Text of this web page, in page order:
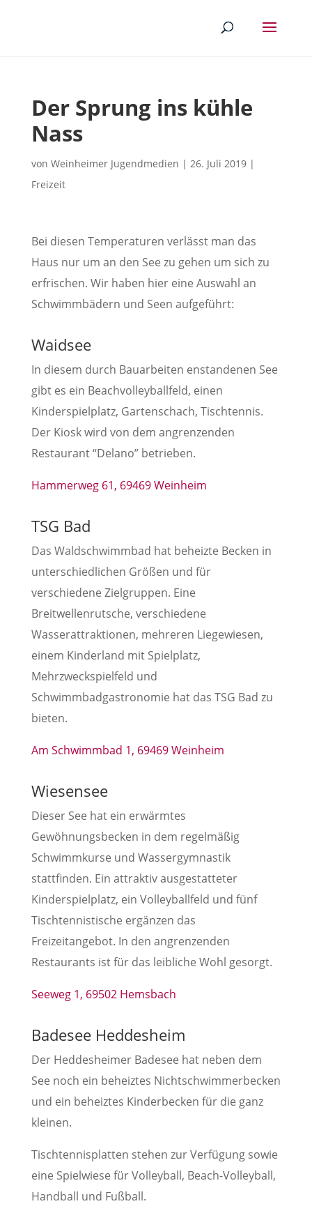
Der Sprung ins kühle
Nass
von Weinheimer Jugendmedien | 26. Juli 2019|
Freizeit
Bei diesen Temperaturen verlässt man das
Haus nur um an den See zu gehen um sich zu
erfrischen. Wir haben hier eine Auswahl an
Schwimmbädern und Seen aufgeführt:
Waidsee
In diesem durch Bauarbeiten enstandenen See
gibt es ein Beachvolleyballfeld, einen
Kinderspielplatz, Gartenschach, Tischtennis.
Der Kiosk wird von dem angrenzenden
Restaurant “Delano” betrieben.
Hammerweg 61, 69469 Weinheim
TSG Bad
Das Waldschwimmbad hat beheizte Becken in
unterschiedlichen Größen und für
verschiedene Zielgruppen. Eine
Breitwellenrutsche, verschiedene
Wasserattraktionen, mehreren Liegewiesen,
einem Kinderland mit Spielplatz,
Mehrzweckspielfeld und
Schwimmbadgastronomie hat das TSG Bad zu
bieten.
Am Schwimmbad 1, 69469 Weinheim
Wiesensee
Dieser See hat ein erwärmtes
Gewöhnungsbecken in dem regelmäßig
Schwimmkurse und Wassergymnastik
stattfinden. Ein attraktiv ausgestatteter
Kinderspielplatz, ein Volleyballfeld und fünf
Tischtennistische ergänzen das
Freizeitangebot. In den angrenzenden
Restaurants ist für das leibliche Wohl gesorgt.
Seeweg 1, 69502 Hemsbach
Badesee Heddesheim
Der Heddesheimer Badesee hat neben dem
See noch ein beheiztes Nichtschwimmerbecken
und ein beheiztes Kinderbecken für die ganz
kleinen.
Tischtennisplatten stehen zur Verfügung sowie
eine Spielwiese für Volleyball, Beach-Volleyball,
Handball und Fußball.